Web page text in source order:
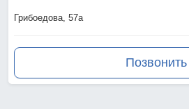
Грибоедова, 57а
Позвонить